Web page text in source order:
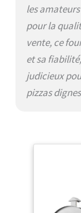
les
pour la
vente, ce
et sa
judicieux
pizzas